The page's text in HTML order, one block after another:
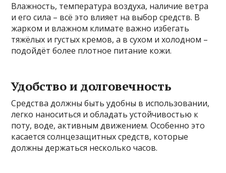
Влажность, температура воздуха, наличие ветра
и его сила – всё это влияет на выбор средств. В
жарком и влажном климате важно избегать
тяжёлых и густых кремов, а в сухом и холодном –
подойдёт более плотное питание кожи.
Удобство и долговечность
Средства должны быть удобны в использовании,
легко наноситься и обладать устойчивостью к
поту, воде, активным движением. Особенно это
касается солнцезащитных средств, которые
должны держаться несколько часов.